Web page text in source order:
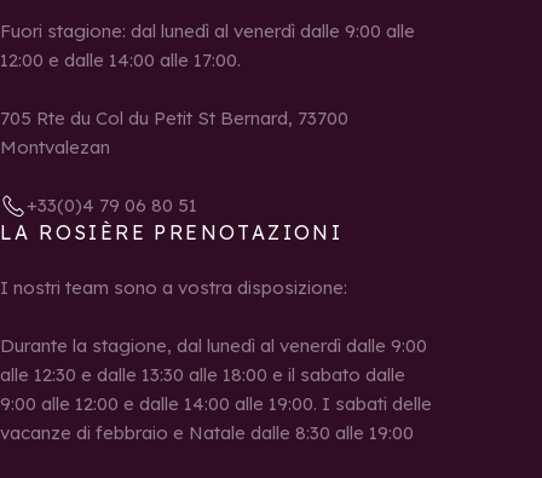
Fuori stagione: dal lunedì al venerdì dalle 9:00 alle
12:00 e dalle 14:00 alle 17:00.
705 Rte du Col du Petit St Bernard, 73700
Montvalezan
+33(0)4 79 06 80 51
LA ROSIÈRE PRENOTAZIONI
I nostri team sono a vostra disposizione:
Durante la stagione, dal lunedì al venerdì dalle 9:00
alle 12:30 e dalle 13:30 alle 18:00 e il sabato dalle
9:00 alle 12:00 e dalle 14:00 alle 19:00. I sabati delle
vacanze di febbraio e Natale dalle 8:30 alle 19:00